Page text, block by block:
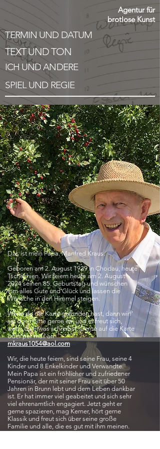
Agentur für
brotlose Kunst
TERMIN UND DATUM
TEXT UND TON
ICH UND ANDERE
SPIEL UND REGIE
Das ist mein Papa. Manfred Kraus.
Geboren am 2. August 1939 in Chodau, heute
Tschechien. Wir feiern heute am 2. August
2024 seinen 85. Geburtstag und wünschen
ihm alles Gute und Glück und lassen die
Wünsche in den Himmel steigen.
Wenn du die Karte gefunden hast, dann wirf'
sie doch bitte gerne ein und er freut sich,
wenn du etwas schreibst. Gerne auf die Karte
oder per mail an
mkraus1054@aol.com
Wir, die heute feiern, sind seine Frau, seine 4
Kinder und 8 Enkelkinder und Verwandte.
Mein Papa ist ein fröhlicher und zufriedener
Pensionär, der mit seiner Frau seit über 50
Jahren in Brunn lebt und dem Leben dankbar
ist. Er hat immer viel geabeitet und sich sehr
viel ehrenamtlich engagiert. Jetzt geht er
gerne spazieren, mag Kerner, hört gerne
Klassik und freut sich über seine große
Familie und alle, die es gut mit ihm meinen.